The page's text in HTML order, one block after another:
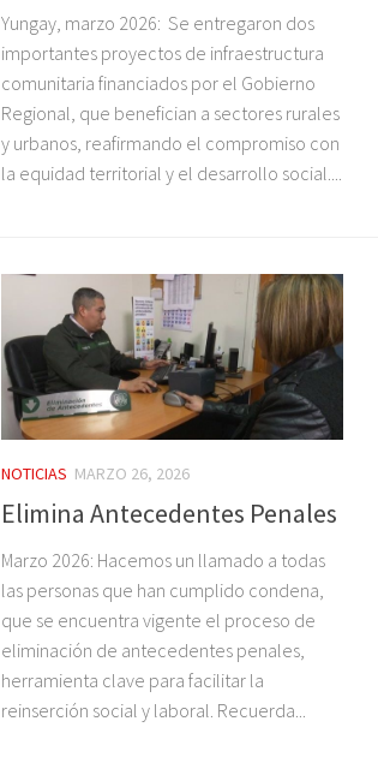
Yungay, marzo 2026: Se entregaron dos
importantes proyectos de infraestructura
comunitaria financiados por el Gobierno
Regional, que benefician a sectores rurales
y urbanos, reafirmando el compromiso con
la equidad territorial y el desarrollo social....
NOTICIAS MARZO 26, 2026
Elimina Antecedentes Penales
Marzo 2026: Hacemos un llamado a todas
las personas que han cumplido condena,
que se encuentra vigente el proceso de
eliminación de antecedentes penales,
herramienta clave para facilitar la
reinserción social y laboral. Recuerda...